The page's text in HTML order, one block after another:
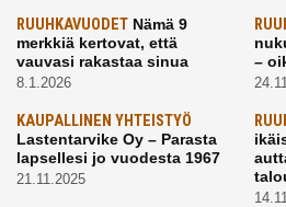
RUUHKAVUODET Nämä 9
merkkiä kertovat, että
vauvasi rakastaa sinua
8.1.2026
–
KAUPALLINEN YHTEISTYÖ
Lastentarvike Oy – Parasta
lapsellesi jo vuodesta 1967
21.11.2025